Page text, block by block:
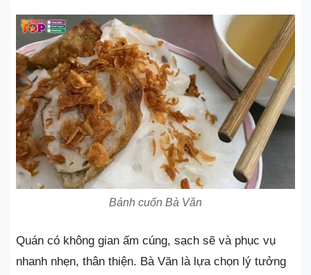
Bánh cuốn Bà Văn
Quán có không gian ấm cúng, sạch sẽ và phục vụ
nhanh nhẹn, thân thiện. Bà Văn là lựa chọn lý tưởng